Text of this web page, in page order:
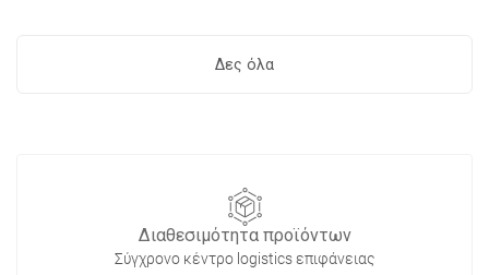
Δες όλα
Διαθεσιμότητα προϊόντων
Σύγχρονο κέντρο logistics επιφάνειας